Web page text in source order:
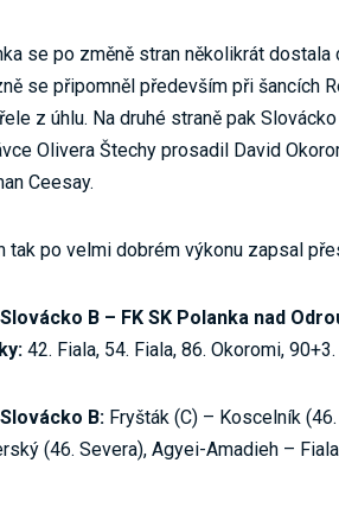
se po změně stran několikrát
se připomněl především při šancích
z úhlu. Na druhé straně pak
Olivera Štechy prosadil David
Ceesay.
tak po velmi dobrém výkonu zapsal
B – FK SK Polanka nad
42. Fiala, 54. Fiala, 86. Okoromi,
B: Fryšták (C) – Koscelník
(46. Severa), Agyei-Amadieh –